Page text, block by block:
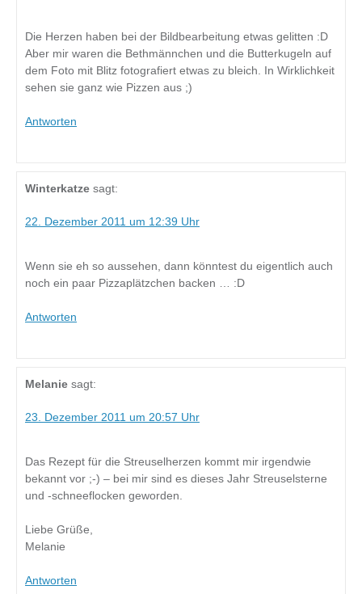
Die Herzen haben bei der Bildbearbeitung etwas gelitten :D
Aber mir waren die Bethmännchen und die Butterkugeln auf
dem Foto mit Blitz fotografiert etwas zu bleich. In Wirklichkeit
sehen sie ganz wie Pizzen aus ;)
Antworten
Winterkatze sagt:
22. Dezember 2011 um 12:39 Uhr
Wenn sie eh so aussehen, dann könntest du eigentlich auch
noch ein paar Pizzaplätzchen backen … :D
Antworten
Melanie sagt:
23. Dezember 2011 um 20:57 Uhr
Das Rezept für die Streuselherzen kommt mir irgendwie
bekannt vor ;-) – bei mir sind es dieses Jahr Streuselsterne
und -schneeflocken geworden.
Liebe Grüße,
Melanie
Antworten